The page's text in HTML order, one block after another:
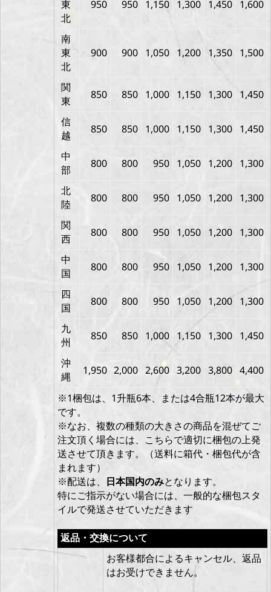
東
北
950 950 1,150 1,300 1,450 1,600
南
東
北
900 900 1,050 1,200 1,350 1,500
関
東
850 850 1,000 1,150 1,300 1,450
信
越
850 850 1,000 1,150 1,300 1,450
中
部
800 800 950 1,050 1,200 1,300
北
陸
800 800 950 1,050 1,200 1,300
関
西
800 800 950 1,050 1,200 1,300
中
国
800 800 950 1,050 1,200 1,300
四
国
800 800 950 1,050 1,200 1,300
九
州
850 850 1,000 1,150 1,300 1,450
沖
縄
1,950 2,000 2,600 3,200 3,800 4,400
※1梱包は、1升瓶6本、または4合瓶12本が最大
です。
※なお、複数の種類の大きさの商品を混ぜてご
注文頂く場合には、こちらで適切に梱包の上発
送させて頂きます。（送料に箱代・梱包代が含
まれます）
※配送は、 日本国内のみとなります。
特にご指示がない場合には、一般的な梱包スタ
イルで発送させていただきます
返品・交換について
お客様都合によるキャンセル、返品
はお受けできません。